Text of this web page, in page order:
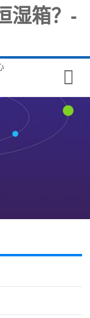
湿箱？-